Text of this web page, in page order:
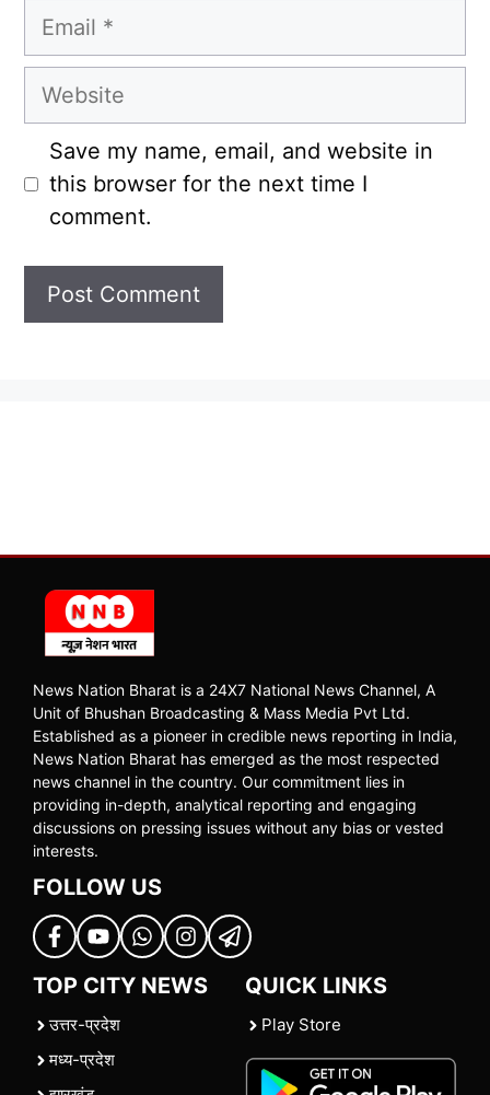
Email
Website
Save my name, email, and website in
this browser for the next time I
comment.
News Nation Bharat is a 24X7 National News Channel, A
Unit of Bhushan Broadcasting & Mass Media Pvt Ltd.
Established as a pioneer in credible news reporting in India,
News Nation Bharat has emerged as the most respected
news channel in the country. Our commitment lies in
providing in-depth, analytical reporting and engaging
discussions on pressing issues without any bias or vested
interests.
FOLLOW US
TOP CITY NEWS
उत्तर-प्रदेश
मध्य-प्रदेश
QUICK LINKS
Play Store